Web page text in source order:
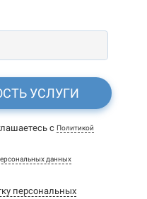
УСЛУГИ
с Политикой
данных
персональных